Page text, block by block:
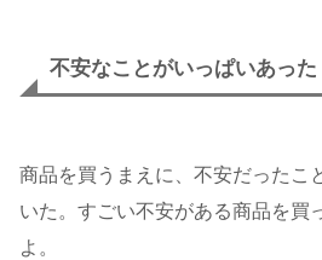
不安なことがいっぱいあった
商品を買うまえに、不安だったこ
いた。すごい不安がある商品を買
よ。